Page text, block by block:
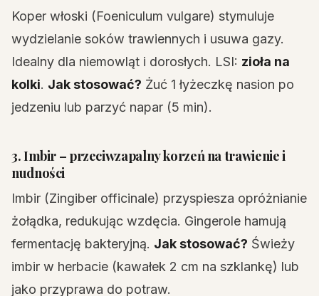
Koper włoski (Foeniculum vulgare) stymuluje
wydzielanie soków trawiennych i usuwa gazy.
Idealny dla niemowląt i dorosłych. LSI: zioła na
kolki. Jak stosować? Żuć 1 łyżeczkę nasion po
jedzeniu lub parzyć napar (5 min).
3. Imbir – przeciwzapalny korzeń na trawienie i
nudności
Imbir (Zingiber officinale) przyspiesza opróżnianie
żołądka, redukując wzdęcia. Gingerole hamują
fermentację bakteryjną. Jak stosować? Świeży
imbir w herbacie (kawałek 2 cm na szklankę) lub
jako przyprawa do potraw.